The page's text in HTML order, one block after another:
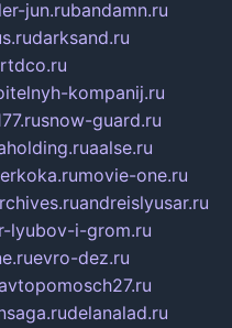
jun.rubandamn.ru
darksand.ru
rtdco.ru
kompanij.ru
snow-guard.ru
aalse.ru
movie-one.ru
andreislyusar.ru
lyubov-i-grom.ru
evro-dez.ru
delanalad.ru